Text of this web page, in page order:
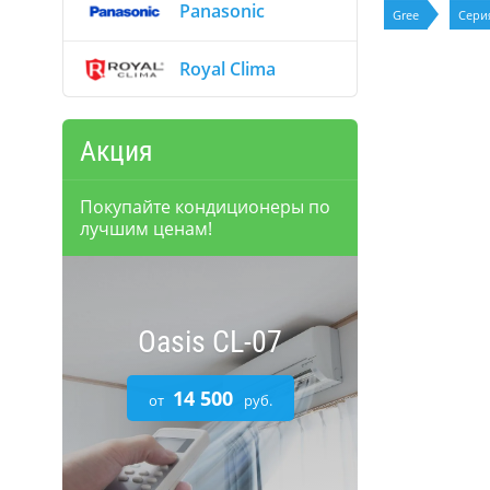
Panasonic
Royal Clima
Акция
Покупайте кондиционеры по
лучшим ценам!
Oasis CL-07
от 14 500 руб.
Gree